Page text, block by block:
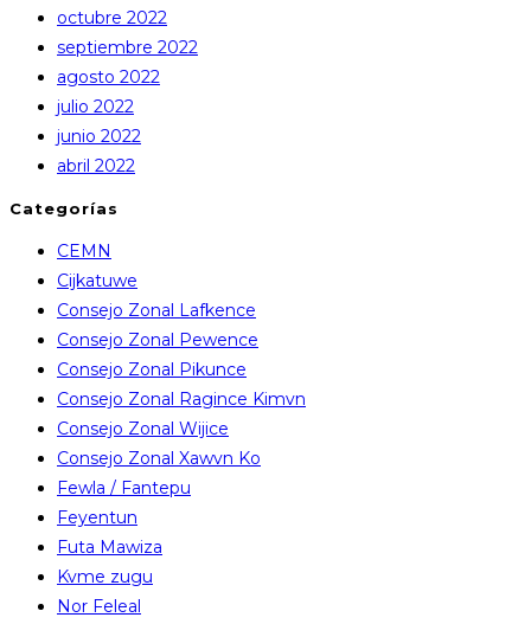
octubre 2022
septiembre 2022
agosto 2022
julio 2022
junio 2022
abril 2022
Categorías
CEMN
Cijkatuwe
Consejo Zonal Lafkence
Consejo Zonal Pewence
Consejo Zonal Pikunce
Consejo Zonal Ragince Kimvn
Consejo Zonal Wijice
Consejo Zonal Xawvn Ko
Fewla / Fantepu
Feyentun
Futa Mawiza
Kvme zugu
Nor Feleal